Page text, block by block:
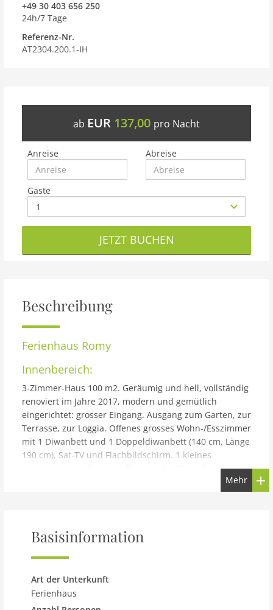
+49 30 403 656 250
24h/7 Tage
Referenz-Nr.
AT2304.200.1-IH
ab EUR 137,00 pro Nacht
Anreise Abreise
Gäste
JETZT BUCHEN
Beschreibung
Ferienhaus Romy
Innenbereich:
3-Zimmer-Haus 100 m2. Geräumig und hell, vollständig
renoviert im Jahre 2017, modern und gemütlich
eingerichtet: grosser Eingang. Ausgang zum Garten, zur
Terrasse, zur Loggia. Offenes grosses Wohn-/Esszimmer
mit 1 Diwanbett und 1 Doppeldiwanbett (140 cm, Länge
190 cm), Sat-TV und Flachbildschirm. 1 kleines
elektrische Kaffeemaschine) mit Essecke. Bad/WC.
Verfügung: Internet (Wireless LAN, gratis). Bitte
Haustier/Hund erlaubt. Rauchmelder.
Gebäude und Außenbereich:
Mannsdorf an der Donau 12 km von Wien: Schönes,
Mehr
Basisinformation
Art der Unterkunft
Ferienhaus